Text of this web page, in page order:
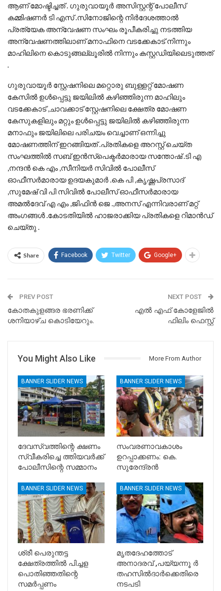
ആണ് മോഷ്ടിച്ചത് . ഗുരുവായൂർ അസിസ്റ്റന്റ് പോലീസ്
കമ്മിഷണർ ടി എസ് .സിനോജിന്റെ നിർദേശത്താൽ
പ്രത്യേക അന്വേഷണ സംഘം രൂപീകരിച്ചു നടത്തിയ
അന്വേഷണത്തിലാണ് മനാഫിനെ വടക്കേകാട് നിന്നും
മാഹിലിനെ കൊടുങ്ങല്ലൂരിൽ നിന്നും കസ്റ്റഡിയിലെടുത്തത്
.
ഗുരുവായൂർ സ്റ്റേഷനിലെ മറ്റൊരു ബുള്ളറ്റ് മോഷണ
കേസിൽ ഉൾപ്പെട്ടു ജയിലിൽ കഴിഞ്ഞിരുന്ന മാഹിലും
വടക്കേകാട് ,ചാവക്കാട് സ്റ്റേഷനിലെ ക്ഷേത്ര മോഷണ
കേസുകളിലും മറ്റും ഉൾപ്പെട്ടു ജയിലിൽ കഴിഞ്ഞിരുന്ന
മനാഫും ജയിലിലെ പരിചയം വെച്ചാണ് ഒന്നിച്ചു
മോഷണത്തിന് ഇറങ്ങിയത് .പ്രതികളെ അറസ്റ്റ് ചെയ്ത
സംഘത്തിൽ സബ് ഇൻസ്‌പെക്ടർമാരായ സന്തോഷ് .ടി എ
,നന്ദൻ കെ എം ,സീനിയർ സിവിൽ പോലീസ്
ഓഫീസർമാരായ ഉദയകുമാർ .കെ പി ,കൃഷ്ണപ്രസാദ്‌
,സുമേഷ് വി പി സിവിൽ പോലീസ് ഓഫീസർമാരായ
അമൽദേവ് എ എം ,ജിഫിൻ ജെ .,അനസ് എന്നിവരാണ് മറ്റ്
അംഗങ്ങൾ .കോടതിയിൽ ഹാജരാക്കിയ പ്രതികളെ റിമാൻഡ്
ചെയ്തു .
Share Facebook Twitter Google+
PREV POST
കോതകുളങ്ങര ഭരണിക്ക്
ശനിയാഴ്ച കൊടിയേറും.
NEXT POST
എൽ എഫ് കോളേജിൽ
ഫിലിം ഫെസ്റ്റ്
You Might Also Like More From Author
BANNER SLIDER NEWS
ദേവസ്വത്തിന്റെ ക്ഷണം
സ്വീകരിച്ചെ ത്തിയവർക്ക്
പോലീസിന്റെ സമ്മാനം
BANNER SLIDER NEWS
സംവരണാവകാശം
ഉറപ്പാക്കണം: കെ.
സുരേന്ദ്രൻ
BANNER SLIDER NEWS
ശ്രീ പെരുന്തട്ട
ക്ഷേത്രത്തിൽ പിച്ചള
പൊതിഞ്ഞതിന്റെ
സമർപ്പണം
BANNER SLIDER NEWS
മൃതദേഹത്തോട്
അനാദരവ് ,പയ്യന്നൂ ർ
തഹസിൽദാർക്കെതിരെ
നടപടി